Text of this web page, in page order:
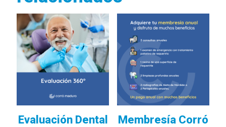
Evaluación Dental
Membresía Corró